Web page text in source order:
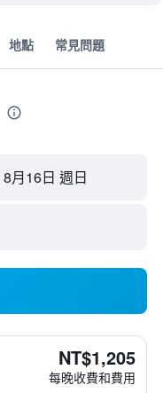
地點 常見問題
8月16日 週日
NT$1,205
每晚收費和費用